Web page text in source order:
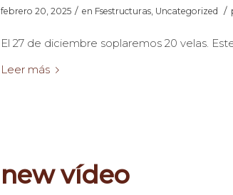
febrero 20, 2025 / en Fsestructuras, Uncategorized /
El 27 de diciembre soplaremos 20 velas.
Leer más
new vídeo